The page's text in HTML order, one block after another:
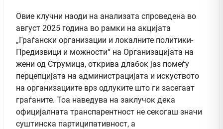
Овие клучни наоди на анализата спроведена во
август 2025 година во рамки на акцијата
„Граѓански организации и локалните политики-
Предизвици и можности“ на Организацијата на
жени од Струмица, открива длабок јаз помеѓу
перцепцијата на администрацијата и искуството
на организациите врз одлуките што ги засегаат
граѓаните. Тоа наведува на заклучок дека
официјалната транспарентност не секогаш значи
суштинска партиципативност, а